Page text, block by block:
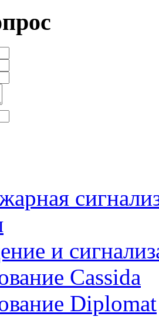
и
Cassida
Diplomat